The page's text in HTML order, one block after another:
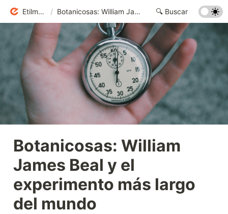
Etilmercurio / Botanicosas: William James Beal y el experimento más largo del mundo
Botanicosas: William
James Beal y el
experimento más largo
del mundo